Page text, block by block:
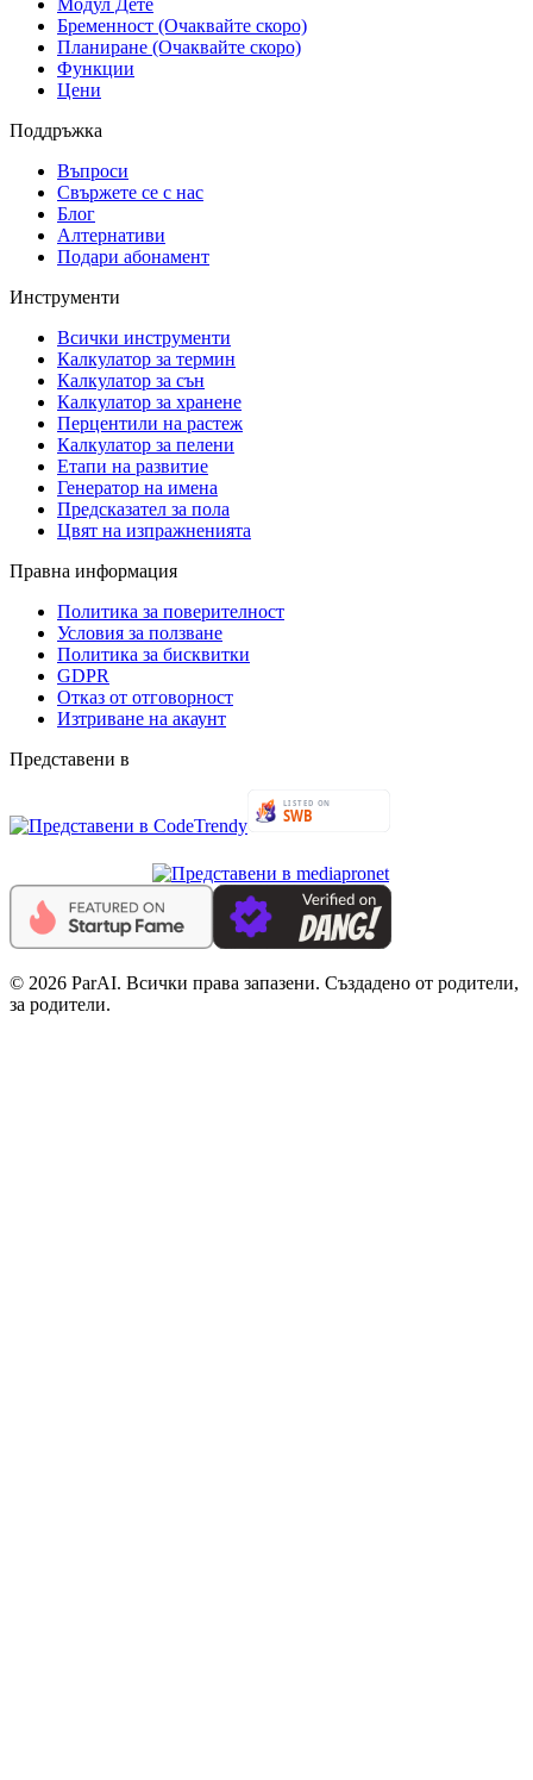
Бременност (Очаквайте скоро)
Планиране (Очаквайте скоро)
Функции
Цени
Поддръжка
Въпроси
Свържете се с нас
Блог
Алтернативи
Подари абонамент
Инструменти
Всички инструменти
Калкулатор за термин
Калкулатор за сън
Калкулатор за хранене
Перцентили на растеж
Калкулатор за пелени
Етапи на развитие
Генератор на имена
Предсказател за пола
Цвят на изпражненията
Правна информация
Политика за поверителност
Условия за ползване
Политика за бисквитки
GDPR
Отказ от отговорност
Изтриване на акаунт
Представени в
© 2026 ParAI. Всички права запазени. Създадено от родители,
за родители.